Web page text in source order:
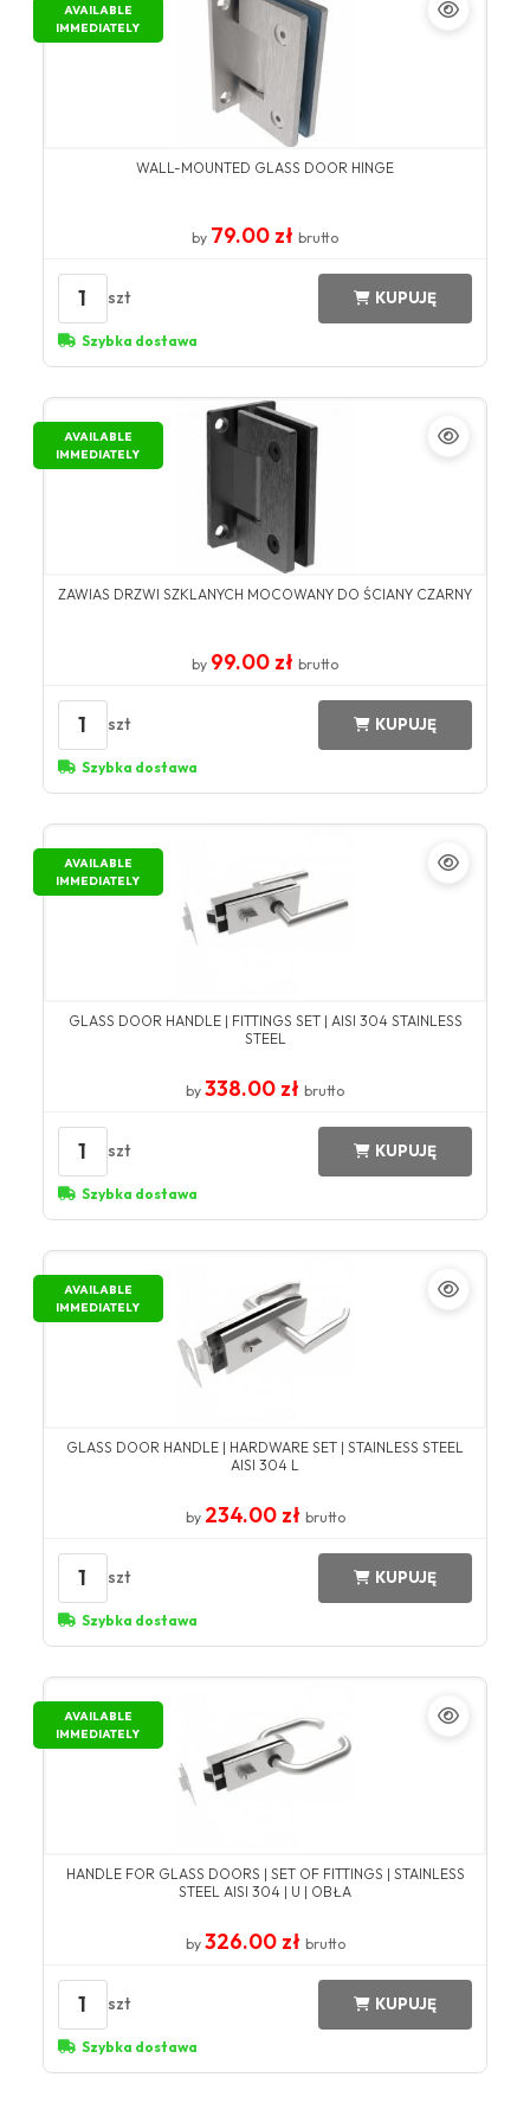
AVAILABLE
IMMEDIATELY
WALL-MOUNTED GLASS DOOR HINGE
by 79.00 zł brutto
1 szt KUPUJĘ
Szybka dostawa
AVAILABLE
IMMEDIATELY
ZAWIAS DRZWI SZKLANYCH MOCOWANY DO ŚCIANY CZARNY
by 99.00 zł brutto
1 szt KUPUJĘ
Szybka dostawa
AVAILABLE
IMMEDIATELY
GLASS DOOR HANDLE | FITTINGS SET | AISI 304 STAINLESS
STEEL
by 338.00 zł brutto
1 szt KUPUJĘ
Szybka dostawa
AVAILABLE
IMMEDIATELY
GLASS DOOR HANDLE | HARDWARE SET | STAINLESS STEEL
AISI 304 L
by 234.00 zł brutto
1 szt KUPUJĘ
Szybka dostawa
AVAILABLE
IMMEDIATELY
HANDLE FOR GLASS DOORS | SET OF FITTINGS | STAINLESS
STEEL AISI 304 | U | OBŁA
by 326.00 zł brutto
1 szt KUPUJĘ
Szybka dostawa